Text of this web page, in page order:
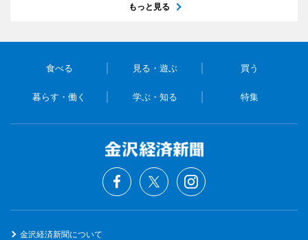
もっと見る
食べる 見る・遊ぶ 買う
暮らす・働く 学ぶ・知る 特集
金沢経済新聞について